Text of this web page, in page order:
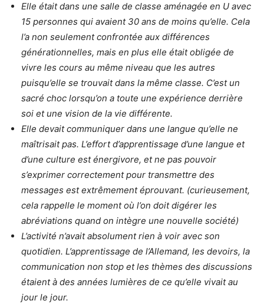
Elle était dans une salle de classe aménagée en U avec
15 personnes qui avaient 30 ans de moins qu’elle. Cela
l’a non seulement confrontée aux différences
générationnelles, mais en plus elle était obligée de
vivre les cours au même niveau que les autres
puisqu’elle se trouvait dans la même classe. C’est un
sacré choc lorsqu’on a toute une expérience derrière
soi et une vision de la vie différente.
Elle devait communiquer dans une langue qu’elle ne
maîtrisait pas. L’effort d’apprentissage d’une langue et
d’une culture est énergivore, et ne pas pouvoir
s’exprimer correctement pour transmettre des
messages est extrêmement éprouvant. (curieusement,
cela rappelle le moment où l’on doit digérer les
abréviations quand on intègre une nouvelle société)
L’activité n’avait absolument rien à voir avec son
quotidien. L’apprentissage de l’Allemand, les devoirs, la
communication non stop et les thèmes des discussions
étaient à des années lumières de ce qu’elle vivait au
jour le jour.